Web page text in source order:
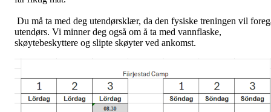
Du må ta med deg utendørsklær, da den fysiske treningen vil
utendørs. Vi minner deg også om å ta med vannflaske,
skøytebeskyttere og slipte skøyter ved ankomst.